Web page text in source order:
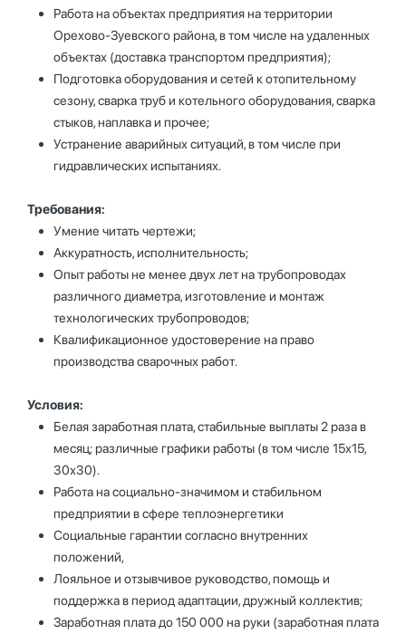
Работа на объектах предприятия на территории
Орехово-Зуевского района, в том числе на удаленных
объектах (доставка транспортом предприятия);
Подготовка оборудования и сетей к отопительному
сезону, сварка труб и котельного оборудования, сварка
стыков, наплавка и прочее;
Устранение аварийных ситуаций, в том числе при
гидравлических испытаниях.
Требования:
Умение читать чертежи;
Аккуратность, исполнительность;
Опыт работы не менее двух лет на трубопроводах
различного диаметра, изготовление и монтаж
технологических трубопроводов;
Квалификационное удостоверение на право
производства сварочных работ.
Условия:
Белая заработная плата, стабильные выплаты 2 раза в
месяц; различные графики работы (в том числе 15х15,
30х30).
Работа на социально-значимом и стабильном
предприятии в сфере теплоэнергетики
Социальные гарантии согласно внутренних
положений,
Лояльное и отзывчивое руководство, помощь и
поддержка в период адаптации, дружный коллектив;
Заработная плата до 150 000 на руки (заработная плата